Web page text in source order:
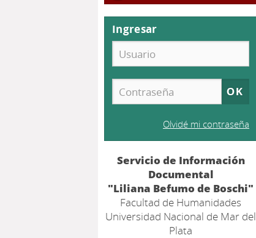
Ingresar
Olvidé mi contraseña
Servicio de Información
Documental
"Liliana Befumo de Boschi"
Facultad de Humanidades
Universidad Nacional de Mar del
Plata